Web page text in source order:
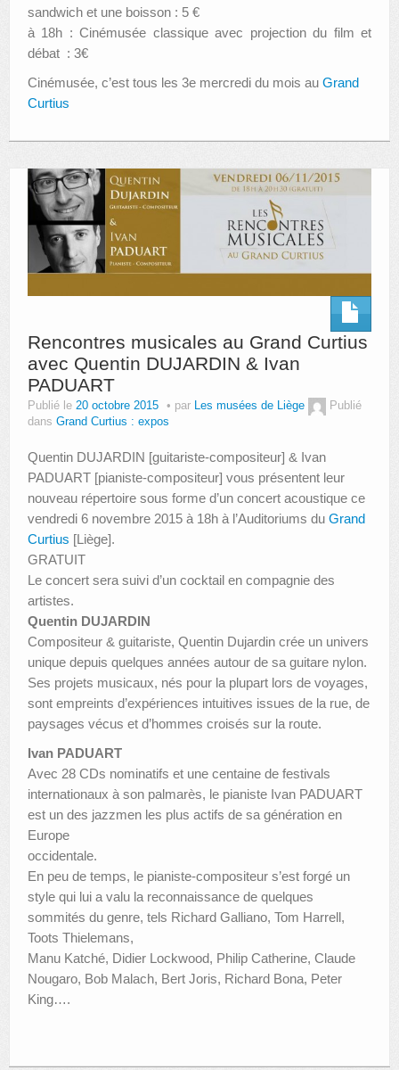
sandwich et une boisson : 5 €
à 18h : Cinémusée classique avec projection du film et
débat : 3€
Cinémusée, c’est tous les 3e mercredi du mois au Grand
Curtius
Rencontres musicales au Grand Curtius
avec Quentin DUJARDIN & Ivan
PADUART
Publié le 20 octobre 2015 par Les musées de Liège
Publié
dans Grand Curtius : expos
Quentin DUJARDIN [guitariste-compositeur] & Ivan
PADUART [pianiste-compositeur] vous présentent leur
nouveau répertoire sous forme d’un concert acoustique ce
vendredi 6 novembre 2015 à 18h à l’Auditoriums du Grand
Curtius [Liège].
GRATUIT
Le concert sera suivi d’un cocktail en compagnie des
artistes.
Quentin DUJARDIN
Compositeur & guitariste, Quentin Dujardin crée un univers
unique depuis quelques années autour de sa guitare nylon.
Ses projets musicaux, nés pour la plupart lors de voyages,
sont empreints d’expériences intuitives issues de la rue, de
paysages vécus et d’hommes croisés sur la route.
Ivan PADUART
Avec 28 CDs nominatifs et une centaine de festivals
internationaux à son palmarès, le pianiste Ivan PADUART
est un des jazzmen les plus actifs de sa génération en
Europe
occidentale.
En peu de temps, le pianiste-compositeur s’est forgé un
style qui lui a valu la reconnaissance de quelques
sommités du genre, tels Richard Galliano, Tom Harrell,
Toots Thielemans,
Manu Katché, Didier Lockwood, Philip Catherine, Claude
Nougaro, Bob Malach, Bert Joris, Richard Bona, Peter
King….